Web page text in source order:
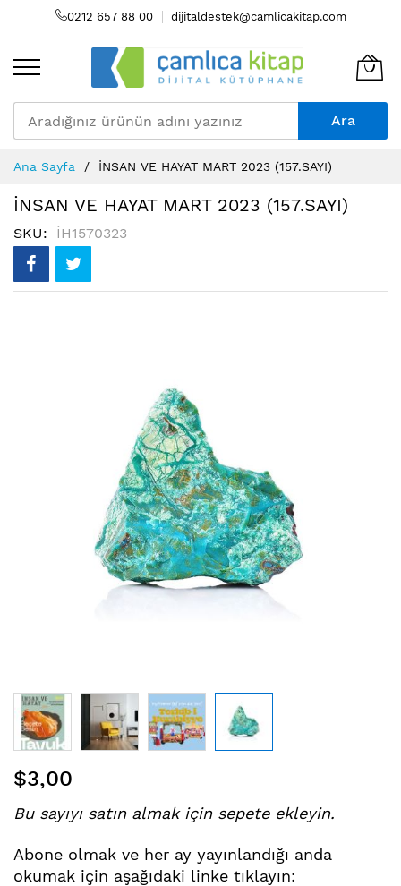
0212 657 88 00 dijitaldestek@camlicakitap.com
Ara
to
Content
Ana Sayfa İNSAN VE HAYAT MART 2023 (157.SAYI)
İNSAN VE HAYAT MART 2023 (157.SAYI)
SKU İH1570323
galerisinin
atla
$3,00
Bu sayıyı satın almak için sepete ekleyin.
Abone olmak ve her ay yayınlandığı anda
okumak için aşağıdaki linke tıklayın: